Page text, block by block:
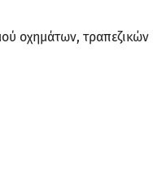
οχημάτων, τραπεζικών